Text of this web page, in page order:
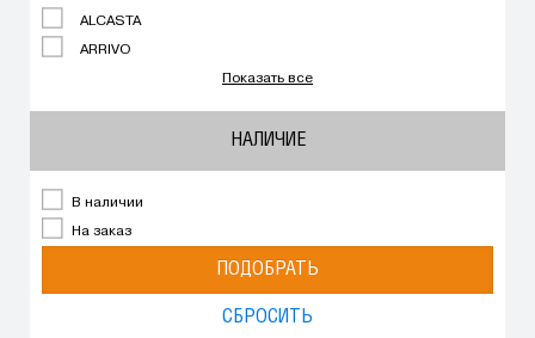
ALCASTA
ARRIVO
Показать все
НАЛИЧИЕ
В наличии
На заказ
ПОДОБРАТЬ
СБРОСИТЬ